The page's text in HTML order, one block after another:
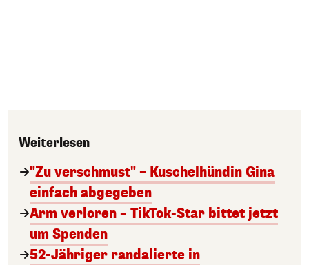
Weiterlesen
"Zu verschmust" – Kuschelhündin Gina
einfach abgegeben
Arm verloren – TikTok-Star bittet jetzt
um Spenden
52-Jähriger randalierte in